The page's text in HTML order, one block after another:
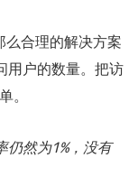
么合理的解决方案
用户的数量。把访
。
仍然为1%，没有